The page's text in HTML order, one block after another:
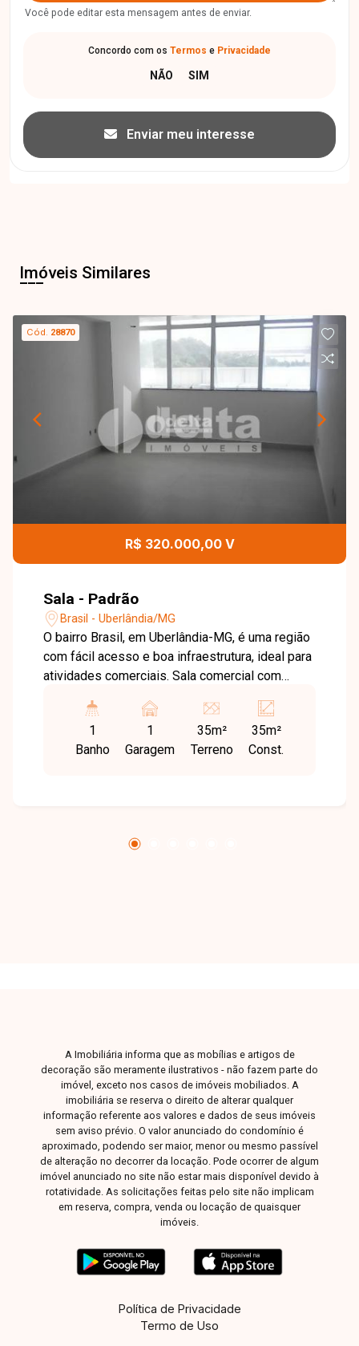
Você pode editar esta mensagem antes de enviar.
Concordo com os Termos e Privacidade
Enviar meu interesse
Imóveis Similares
Cód. 28870
R$ 320.000,00 V
Sala - Padrão
Brasil - Uberlândia/MG
O bairro Brasil, em Uberlândia-MG, é uma região
com fácil acesso e boa infraestrutura, ideal para
atividades comerciais. Sala comercial com
banheiro, copa de apoio, área de serviço
conforme necessidade, 1 vaga de garagem,
além de prédio com portaria 24 horas e 4
1
Banho
1
Garagem
35m²
Terreno
35m²
Const.
A Imobiliária informa que as mobílias e artigos de
decoração são meramente ilustrativos - não fazem parte do
imóvel, exceto nos casos de imóveis mobiliados. A
imobiliária se reserva o direito de alterar qualquer
informação referente aos valores e dados de seus imóveis
sem aviso prévio. O valor anunciado do condomínio é
aproximado, podendo ser maior, menor ou mesmo passível
de alteração no decorrer da locação. Pode ocorrer de algum
imóvel anunciado no site não estar mais disponível devido à
rotatividade. As solicitações feitas pelo site não implicam
em reserva, compra, venda ou locação de quaisquer
imóveis.
Política de Privacidade
Termo de Uso